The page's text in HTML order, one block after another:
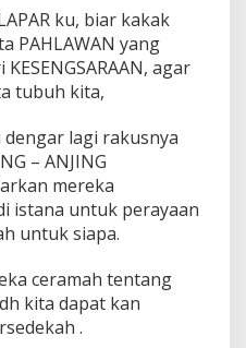
ku, biar kakak
PAHLAWAN yang
agar
tubuh kita,
lagi rakusnya
– ANJING
mereka
istana untuk perayaan
untuk siapa.
ceramah tentang
kita dapat kan
.